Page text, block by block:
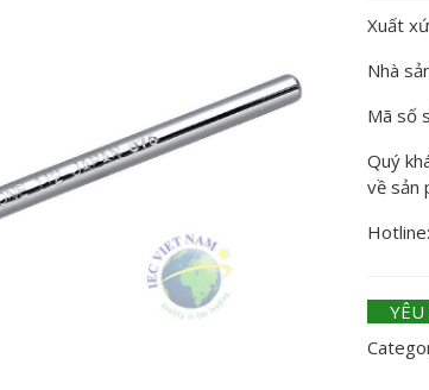
Xuất
Nhà
Mã số
Quý
về sản
YÊU